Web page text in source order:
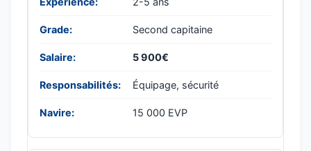
Second capitaine
5 900€
Équipage, sécurité
15 000 EVP